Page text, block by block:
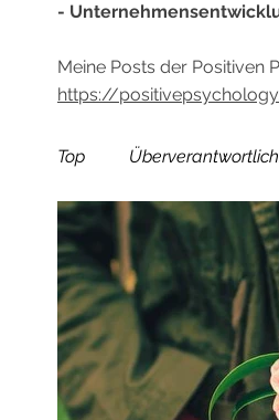
-
Meine Posts der Positiven
https://
Top